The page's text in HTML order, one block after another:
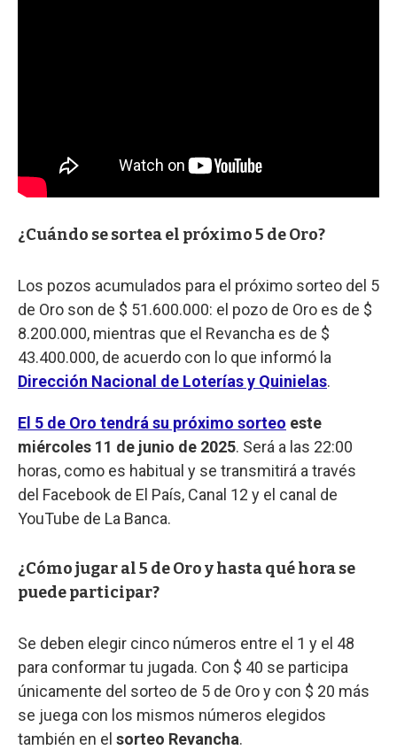
¿Cuándo se sortea el próximo 5 de Oro?
Los pozos acumulados para el próximo sorteo del 5
de Oro son de $ 51.600.000: el pozo de Oro es de $
8.200.000, mientras que el Revancha es de $
43.400.000, de acuerdo con lo que informó la
Dirección Nacional de Loterías y Quinielas.
El 5 de Oro tendrá su próximo sorteo este
miércoles 11 de junio de 2025. Será a las 22:00
horas, como es habitual y se transmitirá a través
del Facebook de El País, Canal 12 y el canal de
YouTube de La Banca.
¿Cómo jugar al 5 de Oro y hasta qué hora se
puede participar?
Se deben elegir cinco números entre el 1 y el 48
para conformar tu jugada. Con $ 40 se participa
únicamente del sorteo de 5 de Oro y con $ 20 más
se juega con los mismos números elegidos
también en el sorteo Revancha.